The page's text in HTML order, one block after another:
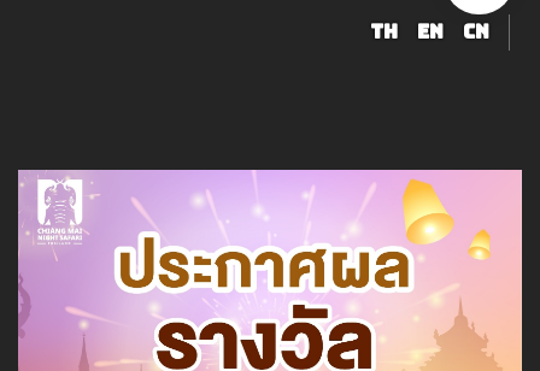
TH EN CN
ール
ข้อมูลสัตว์ในเชียงใหม่ไนท์ซาฟารี
調達
求人募集のお知らせ
LOGIN